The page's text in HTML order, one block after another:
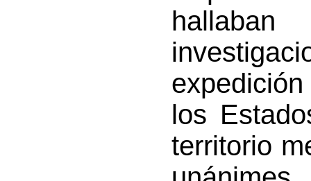
hallaban
los
territorio